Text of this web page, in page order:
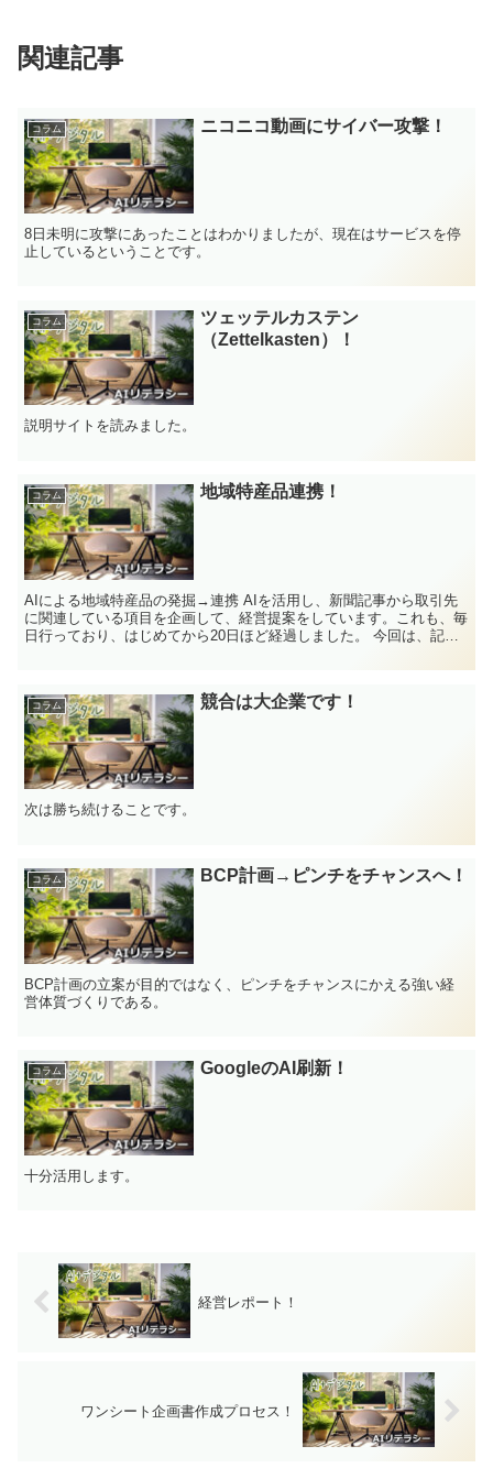
関連記事
コラム ニコニコ動画にサイバー攻撃！
8日未明に攻撃にあったことはわかりましたが、現在はサービスを停
止しているということです。
コラム
ツェッテルカステン
（Zettelkasten）！
説明サイトを読みました。
コラム 地域特産品連携！
AIによる地域特産品の発掘→連携 AIを活用し、新聞記事から取引先
に関連している項目を企画して、経営提案をしています。これも、毎
日行っており、はじめてから20日ほど経過しました。 今回は、記事
コラム 競合は大企業です！
次は勝ち続けることです。
コラム BCP計画→ピンチをチャンスへ！
BCP計画の立案が目的ではなく、ピンチをチャンスにかえる強い経
営体質づくりである。
コラム GoogleのAI刷新！
十分活用します。
経営レポート！
ワンシート企画書作成プロセス！